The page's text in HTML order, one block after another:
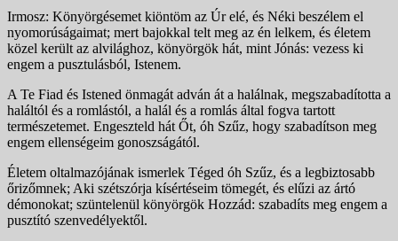
Irmosz: Könyörgésemet kiöntöm az Úr elé, és Néki be­szélem el
nyomorúságaimat; mert bajokkal telt meg az én lelkem, és életem
közel került az alvilághoz, könyörgök hát, mint Jónás: vezess ki
engem a pusztulásból, Istenem.
A Te Fiad és Istened önmagát adván át a halálnak, megszabadította a
haláltól és a romlástól, a halál és a romlás által fogva tartott
természetemet. Engeszteld hát Őt, óh Szűz, hogy szabadítson meg
engem ellenségeim gonoszságától.
Életem oltalmazójának ismerlek Téged óh Szűz, és a legbiztosabb
őrizőmnek; Aki szétszórja kísértéseim tö­megét, és elűzi az ártó
démonokat; szüntelenül könyörgök Hozzád: szabadíts meg engem a
pusztító szenvedélyektől.